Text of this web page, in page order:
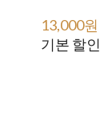
13,000원
기본 할인